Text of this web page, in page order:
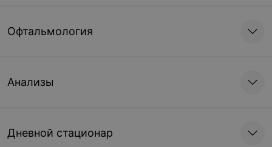
Офтальмология
Анализы
Дневной стационар